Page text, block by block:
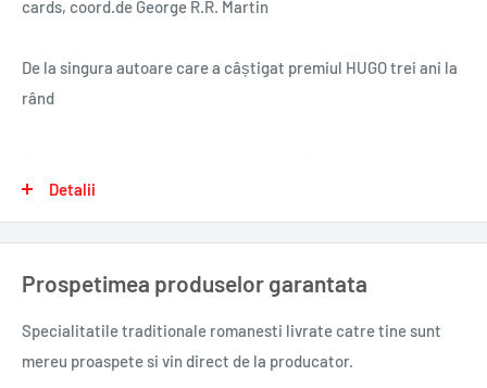
cards, coord.de George R.R. Martin
De la singura autoare care a câștigat premiul HUGO trei ani la
rând
orașul.
Pentru că orice oraș este însuflețit. Unele suflete sunt
străvechi ca miturile, altele sunt tinere și crude ca niște copii
Fiecare oraș are, totodată, și o parte întunecată. Un rău vechi,
Detalii
Prospetimea produselor garantata
Specialitatile traditionale romanesti livrate catre tine sunt
mereu proaspete si vin direct de la producator.